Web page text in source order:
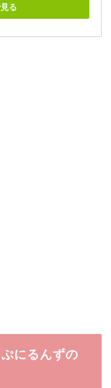
る
にるんずの